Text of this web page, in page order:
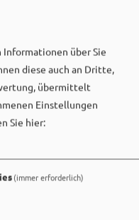
Informationen über Sie
diese auch an Dritte,
übermittelt
Einstellungen
Sie hier:
(immer erforderlich)